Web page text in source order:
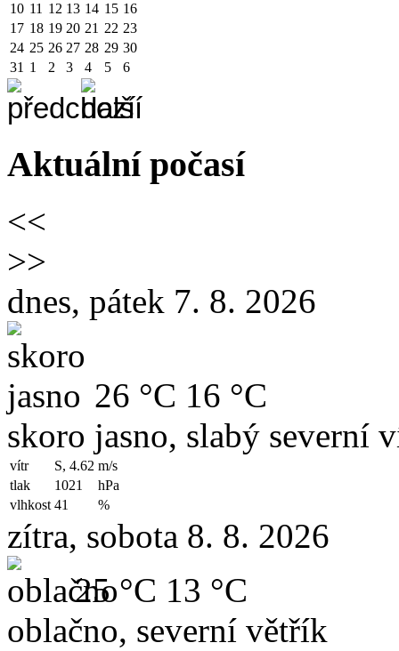
10 11 12 13 14 15 16
17 18 19 20 21 22 23
24 25 26 27 28 29 30
31 1 2 3 4 5 6
Aktuální počasí
<<
>>
dnes, pátek 7. 8. 2026
26 °C 16 °C
skoro jasno, slabý severní
vítr S, 4.62 m/s
tlak
1021
hPa
vlhkost 41 %
zítra, sobota 8. 8. 2026
25 °C 13 °C
oblačno, severní větřík